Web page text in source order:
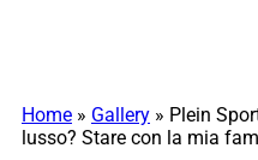
Home » Gallery » Plein
lusso? Stare con la mia